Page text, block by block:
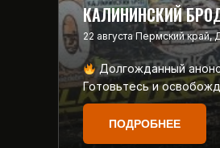
КАЛИНИНСКИЙ
22 августа Пермский край,
Долгожданный
Готовьтесь и
ПОДРОБНЕЕ